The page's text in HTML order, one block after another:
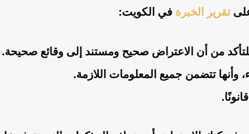
تقرير الخبرة في الكويت:
من أن الاعتراض صحيح ومستند إلى وقائع صحيحة.
تتضمن جميع المعلومات اللازمة.